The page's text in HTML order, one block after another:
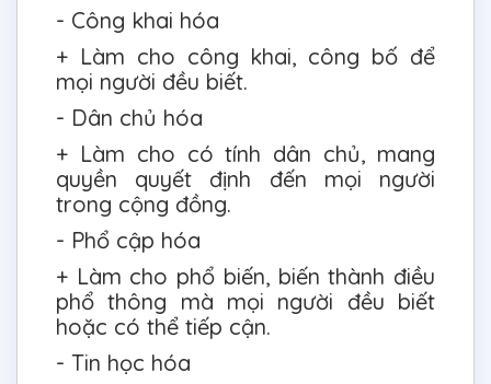
- Công khai hóa
+ Làm cho công khai, công bố để
mọi người đều biết.
- Dân chủ hóa
+ Làm cho có tính dân chủ, mang
quyền quyết định đến mọi người
trong cộng đồng.
- Phổ cập hóa
+ Làm cho phổ biến, biến thành điều
phổ thông mà mọi người đều biết
hoặc có thể tiếp cận.
- Tin học hóa